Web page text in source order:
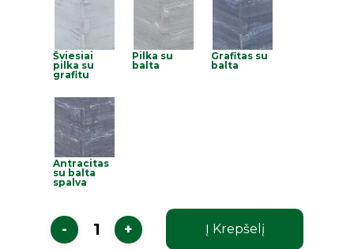
Šviesiai
pilka su
grafitu
Pilka su
balta
Grafitas su
balta
Antracitas
su balta
spalva
Į Krepšelį